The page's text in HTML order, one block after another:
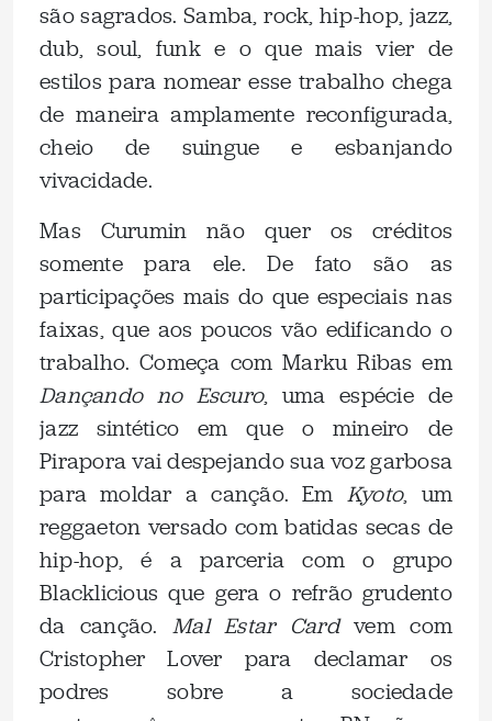
são sagrados. Samba, rock, hip-hop, jazz,
dub, soul, funk e o que mais vier de
estilos para nomear esse trabalho chega
de maneira amplamente reconfigurada,
cheio de suingue e esbanjando
vivacidade.
Mas Curumin não quer os créditos
somente para ele. De fato são as
participações mais do que especiais nas
faixas, que aos poucos vão edificando o
trabalho. Começa com Marku Ribas em
Dançando no Escuro, uma espécie de
jazz sintético em que o mineiro de
Pirapora vai despejando sua voz garbosa
para moldar a canção. Em Kyoto, um
reggaeton versado com batidas secas de
hip-hop, é a parceria com o grupo
Blacklicious que gera o refrão grudento
da canção. Mal Estar Cardvem com
Cristopher Lover para declamar os
podres sobre a sociedade